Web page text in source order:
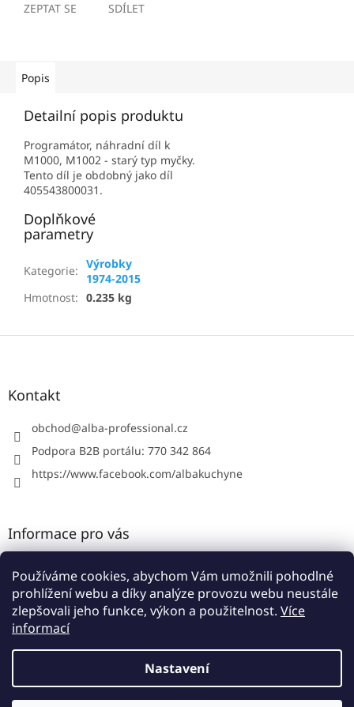
Používáme cookies, abychom Vám umožnili pohodlné
prohlížení webu a díky analýze provozu webu neustále
zlepšovali jeho funkce, výkon a použitelnost. Více
informací
Nastavení
ZEPTAT SE SDÍLET
Popis
Detailní popis produktu
Programátor, náhradní díl k
M1000, M1002 - starý typ myčky.
Tento díl je obdobný jako díl
405543800031.
Doplňkové
parametry
Kategorie: Výrobky
1974-2015
Hmotnost: 0.235 kg
Z
Kontakt
obchod@alba-professional.cz
Podpora B2B portálu: 770 342 864
https://www.facebook.com/albakuchyne
Informace pro vás
Obchodní podmínky
Podmínky ochrany osobních údajů
Vytvořil Shoptet